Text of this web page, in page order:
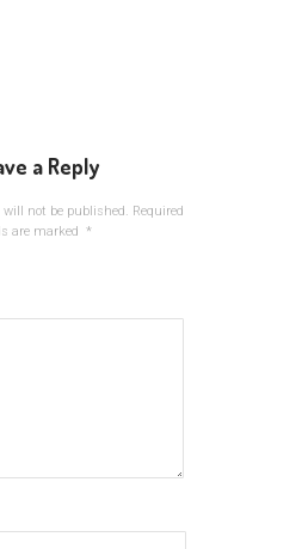
a Reply
not be published. Required
are marked *